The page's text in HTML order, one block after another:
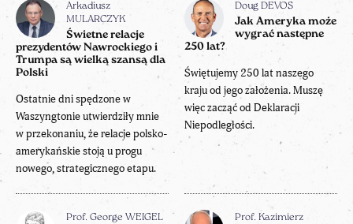
Arkadiusz
MULARCZYK
Świetne relacje
prezydentów Nawrockiego i
Trumpa są wielką szansą dla
Polski
Ostatnie dni spędzone w
Waszyngtonie utwierdziły mnie
w przekonaniu, że relacje polsko-
amerykańskie stoją u progu
nowego, strategicznego etapu.
Doug DEVOS
Jak Ameryka może
wygrać następne
250 lat?
Świętujemy 250 lat naszego
kraju od jego założenia. Muszę
więc zacząć od Deklaracji
Niepodległości.
Prof. George WEIGEL
Prof. Kazimierz